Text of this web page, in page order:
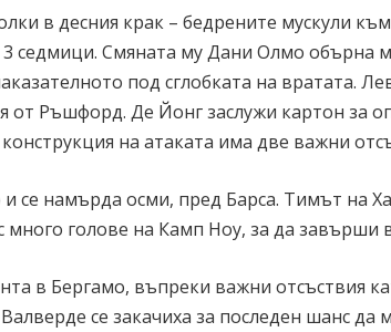
в десния крак – бедрените мускули
3 седмици. Смяната му Дани Олмо обърна
под сглобката на вратата.
от Ръшфорд. Де Йонг заслужи картон за
на атаката има две важни
се намърда осми, пред Барса. Тимът на
много голове на Камп Ноу, за да завърши
в Бергамо, въпреки важни отсъствия
се закачиха за последен шанс да